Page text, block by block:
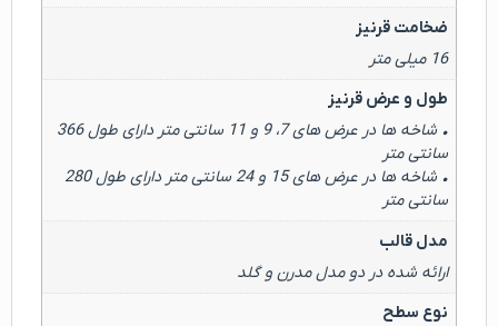
ضخامت قرنیز
16 میلی متر
طول و عرض قرنیز
• شاخه ها در عرض های 7، 9 و 11 سانتی متر دارای طول 366
سانتی متر
• شاخه ها در عرض های 15 و 24 سانتی متر دارای طول 280
سانتی متر
مدل قالب
ارائه شده در دو مدل مدرن و گلد
نوع سطح